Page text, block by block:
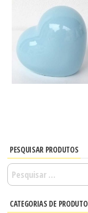
PESQUISAR PRODUTOS
CATEGORIAS DE PRODUTO